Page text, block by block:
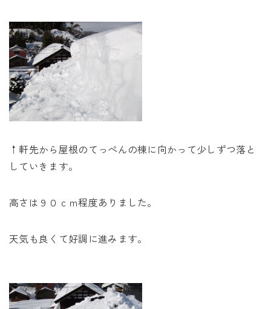
↑軒先から屋根のてっぺんの棟に向かって少しずつ落と
していきます。
高さは９０ｃｍ程度ありました。
天気も良くて好調に進みます。